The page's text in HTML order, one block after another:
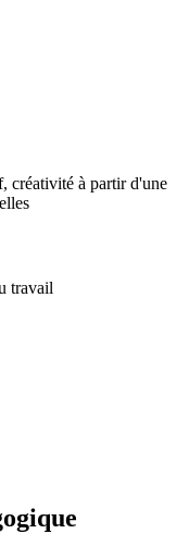
créativité à partir d'une
travail